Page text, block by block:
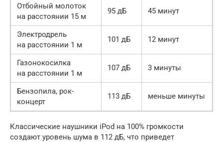
Отбойный молоток
на расстоянии 15 м
95 дБ 45 минут
Электродрель
на расстоянии 1 м
101 дБ 12 минут
Газонокосилка
на расстоянии 1 м
107 дБ 3 минуты
Бензопила, рок-
концерт
113 дБ меньше минуты
Классические наушники iPod на 100% громкости
создают уровень шума в 112 дБ, что приведет